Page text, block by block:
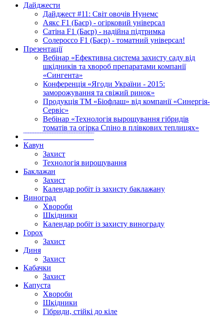
Дайджести
Дайджест #11: Світ овочів Нунемс
Аякс F1 (Баєр) - огірковий універсал
Сатіна F1 (Баєр) - надійна підтримка
Солероссо F1 (Баєр) - томатний універсал!
Презентації
Вебінар «Ефективна система захисту саду від
шкідників та хвороб препаратами компанії
«Сингента»
Конференція «Ягоди України - 2015:
заморожування та свіжий ринок»
Продукція ТМ «Біофлаш» від компанії «Синергія-
Сервіс»
Вебінар «Технологія вырощування гібридів
томатів та огірка Спіно в плівкових теплицях»
Кавун
Захист
Технологія вирощування
Баклажан
Захист
Календар робіт із захисту баклажану
Виноград
Хвороби
Шкідники
Календар робіт із захисту винограду
Горох
Захист
Диня
Захист
Кабачки
Захист
Капуста
Хвороби
Шкідники
Гібриди, стійкі до кіле